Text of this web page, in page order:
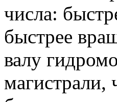
числа:
быстрее
валу
магистрали,